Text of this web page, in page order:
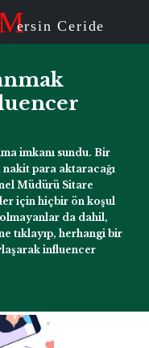
ersin Ceride
imkanı sundu. Bir
nakit para aktaracağı
Müdürü Sitare
için hiçbir ön koşul
da dahil,
tıklayıp, herhangi bir
influencer